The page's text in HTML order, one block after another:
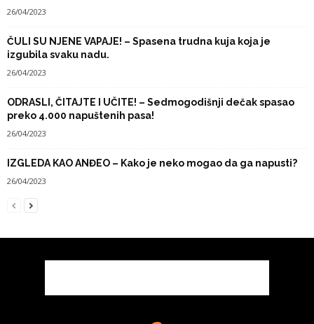
26/04/2023
ČULI SU NJENE VAPAJE! – Spasena trudna kuja koja je
izgubila svaku nadu.
26/04/2023
ODRASLI, ČITAJTE I UČITE! – Sedmogodišnji dečak spasao
preko 4.000 napuštenih pasa!
26/04/2023
IZGLEDA KAO ANĐEO – Kako je neko mogao da ga napusti?
26/04/2023